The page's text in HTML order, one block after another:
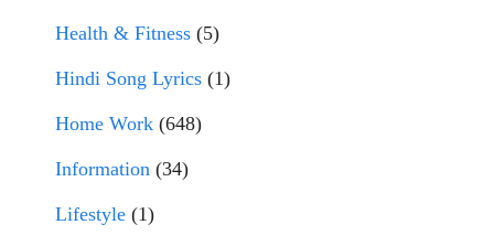
Health & Fitness (5)
Hindi Song Lyrics (1)
Home Work (648)
Information (34)
Lifestyle (1)